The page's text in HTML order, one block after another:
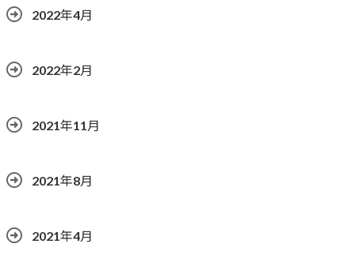
2022年4月
2022年2月
2021年11月
2021年8月
2021年4月